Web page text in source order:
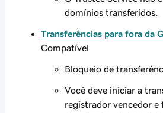
domínios transferidos.
Transferências para fora da
Compatível
Bloqueio de
Você deve iniciar a
registrador vencedor